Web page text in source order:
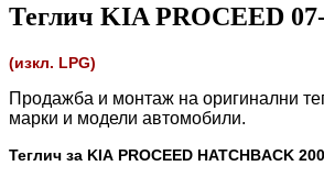
Теглич KIA PROCEED
(изкл. LPG)
Продажба и монтаж на оригинални
марки и модели автомобили.
Теглич за KIA PROCEED HATCHBACK